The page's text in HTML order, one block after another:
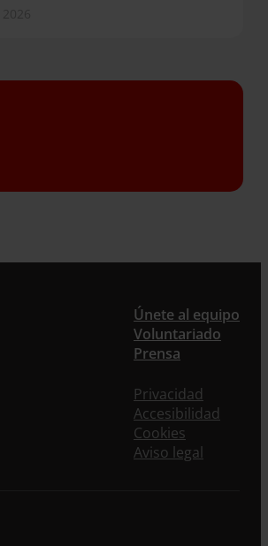
newsletter mensual y los
completar este formulario.
alta en nuestra base de
de todas las novedades.
Únete al equipo
Voluntariado
Prensa
Privacidad
Accesibilidad
Cookies
Aviso legal